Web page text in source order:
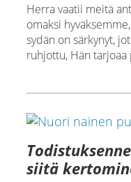
Herra vaatii meitä
omaksi
sydän on särkynyt,
ruhjottu, Hän
siitä